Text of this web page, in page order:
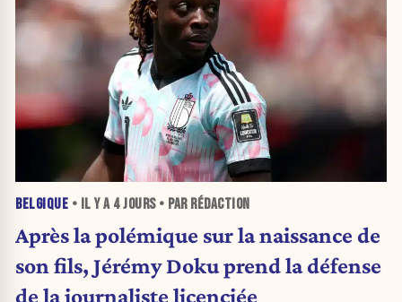
BELGIQUE • IL Y A 4 JOURS• PAR RÉDACTION
Après la polémique sur la naissance de
son fils, Jérémy Doku prend la défense
de la journaliste licenciée